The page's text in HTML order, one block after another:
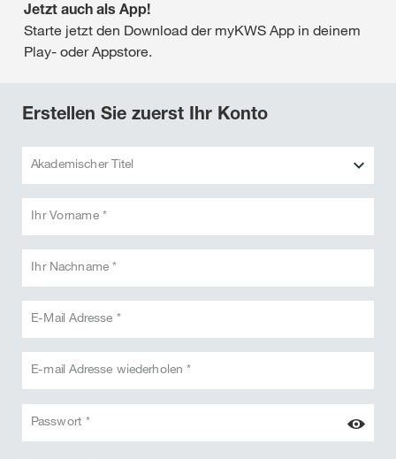
Jetzt auch als App!
Starte jetzt den Download der myKWS App in deinem
Play- oder Appstore.
Erstellen Sie zuerst Ihr Konto
Akademischer Titel
Ihr Vorname *
Ihr Nachname *
E-Mail Adresse *
E-mail Adresse wiederholen *
Passwort *